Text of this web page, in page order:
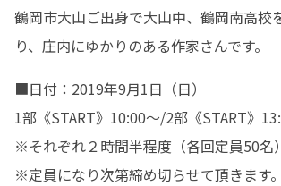
鶴岡市大山ご出身で大山中、鶴岡南高校
り、庄内にゆかりのある作家さんです。
■日付：2019年9月1日（日）
1部《START》10:00～/2部《START》
※それぞれ２時間半程度（各回定員50名）
※定員になり次第締め切らせて頂きます。